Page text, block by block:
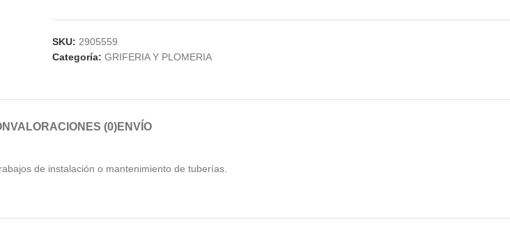
SKU: 2905559
Categoría: GRIFERIA Y PLOMERIA
VALORACIONES (0)ENVÍO
de instalación o mantenimiento de tuberías.